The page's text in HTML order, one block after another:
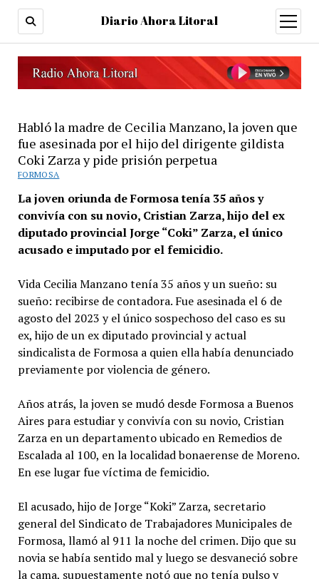
Diario Ahora Litoral
open
menu
Habló la madre de Cecilia Manzano, la joven que
fue asesinada por el hijo del dirigente gildista
Coki Zarza y pide prisión perpetua
FORMOSA
La joven oriunda de Formosa tenía 35 años y
convivía con su novio, Cristian Zarza, hijo del ex
diputado provincial Jorge “Coki” Zarza, el único
acusado e imputado por el femicidio.
Vida Cecilia Manzano tenía 35 años y un sueño: su
sueño: recibirse de contadora. Fue asesinada el 6 de
agosto del 2023 y el único sospechoso del caso es su
ex, hijo de un ex diputado provincial y actual
sindicalista de Formosa a quien ella había denunciado
previamente por violencia de género.
Años atrás, la joven se mudó desde Formosa a Buenos
Aires para estudiar y convivía con su novio, Cristian
Zarza en un departamento ubicado en Remedios de
Escalada al 100, en la localidad bonaerense de Moreno.
En ese lugar fue víctima de femicidio.
El acusado, hijo de Jorge “Koki” Zarza, secretario
general del Sindicato de Trabajadores Municipales de
Formosa, llamó al 911 la noche del crimen. Dijo que su
novia se había sentido mal y luego se desvaneció sobre
la cama, supuestamente notó que no tenía pulso y